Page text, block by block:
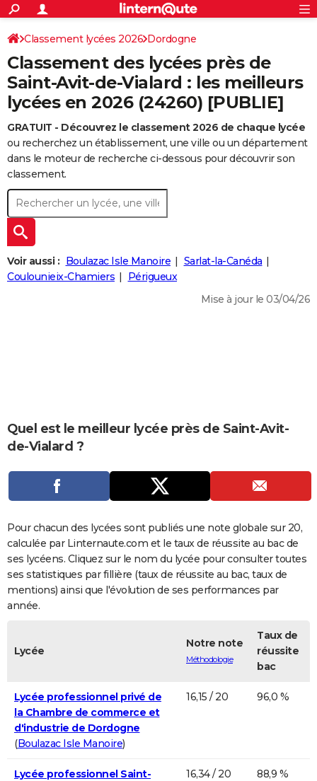
ACTUALITÉS
Politique
Société
Faits Divers
Education
Monde
Villes
+
SPORT
Coupe du monde 2026
Football
Tennis
Cyclisme
Rugby
Forum
CULTURE
Programme TV
TNT
Streaming
Cinéma
Sorties cinéma
Musique
+FINANCE
Retraite
Impôts
Epargne
Immobilier
Risques naturels par ville
Banque
Assurance
Crédit
AUTO
Essais
Réserver un essai
Citadines
Berlines
SUV
Forum auto
+
HIGH-TECH
BRICOLAGE
Forum
Aménagement intérieur
Extérieur
Cuisine
Salle de bains
Jardinage
Rangement
+WEEK-END
Guides de France
Escapades
Patrimoine
Expositions
Musées
Week-end nature
+
LIFESTYLE
Art de vivre
Bien-être
Loisirs
Mode
Modes de vie
+SANTE
Carte de Noël
Carte Bonne année
Carte Saint-Valentin
Carte Pâques
Carte d'anniversaire
DICTIONNAIRE
Dictionnaire
Biographies
Citations
Expressions
Proverbes
PROGRAMME TV
S'inscrire
Se connecter
Lycées
Collèges
Primaires
Universités
Entreprises
Service militaire
Avis de recherche
AVIS DE DÉCÈS
FORUM
Bricolage
Lifestyle
Culture
Sport
Auto
Television
Voyage
Cinema
S'inscrire
Connexion
Classement lycées 2026 Dordogne
Classement des lycées près de
Saint-Avit-de-Vialard : les meilleurs
lycées en 2026 (24260) [PUBLIE]
GRATUIT - Découvrez le classement 2026 de chaque lycée
ou recherchez un établissement, une ville ou un département
dans le moteur de recherche ci-dessous pour découvrir son
classement.
Voir aussi : Boulazac Isle Manoire
Sarlat-la-Canéda
Coulounieix-Chamiers
Périgueux
Mise à jour le 03/04/26
Quel est le meilleur lycée près de Saint-Avit-
de-Vialard ?
Pour chacun des lycées sont publiés une note globale sur 20,
calculée par Linternaute.com et le taux de réussite au bac de
ses lycéens. Cliquez sur le nom du lycée pour consulter toutes
ses statistiques par fillière (taux de réussite au bac, taux de
mentions) ainsi que l'évolution de ses performances par
année.
Lycée
Notre note
Méthodologie
Taux de
réussite
bac
Lycée professionnel privé de
la Chambre de commerce et
d'industrie de Dordogne
(Boulazac Isle Manoire)
16,15 / 20 96,0 %
Lycée professionnel Saint-
16,34 / 20 88,9 %